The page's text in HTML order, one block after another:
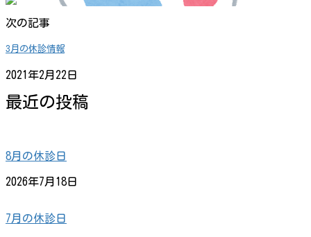
次の記事
3月の休診情報
2021年2月22日
最近の投稿
8月の休診日
2026年7月18日
7月の休診日